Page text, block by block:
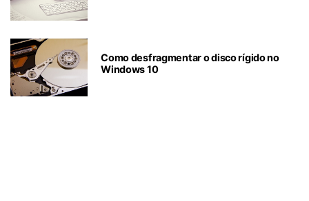
Como desfragmentar o disco rígido no
Windows 10